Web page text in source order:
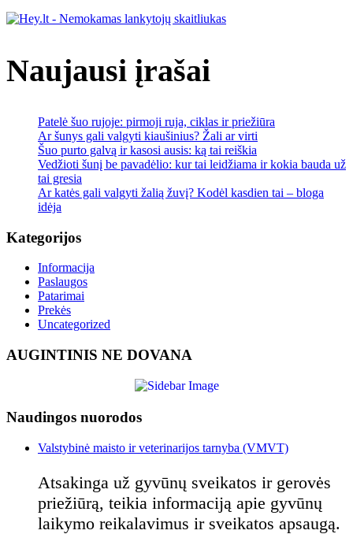
sveikatos
veiksniai
Naujausi įrašai
Patelė šuo rujoje: pirmoji ruja, ciklas ir priežiūra
Ar šunys gali valgyti kiaušinius? Žali ar virti
Šuo purto galvą ir kasosi ausis: ką tai reiškia
Vedžioti šunį be pavadėlio: kur tai leidžiama ir kokia bauda už
tai gresia
Ar katės gali valgyti žalią žuvį? Kodėl kasdien tai – bloga
idėja
Kategorijos
Informacija
Paslaugos
Patarimai
Prekės
Uncategorized
AUGINTINIS NE DOVANA
Naudingos nuorodos
Valstybinė maisto ir veterinarijos tarnyba (VMVT)
Atsakinga už gyvūnų sveikatos ir gerovės
priežiūrą, teikia informaciją apie gyvūnų
laikymo reikalavimus ir sveikatos apsaugą.